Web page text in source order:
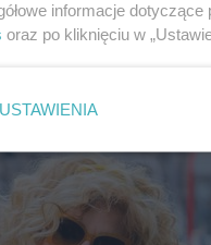
przepis na leczo z
informacje
oraz po kliknięciu w
USTAWIENIA